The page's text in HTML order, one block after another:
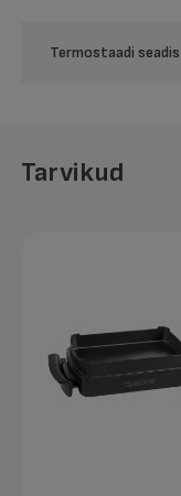
Termostaadi
Tarvikud